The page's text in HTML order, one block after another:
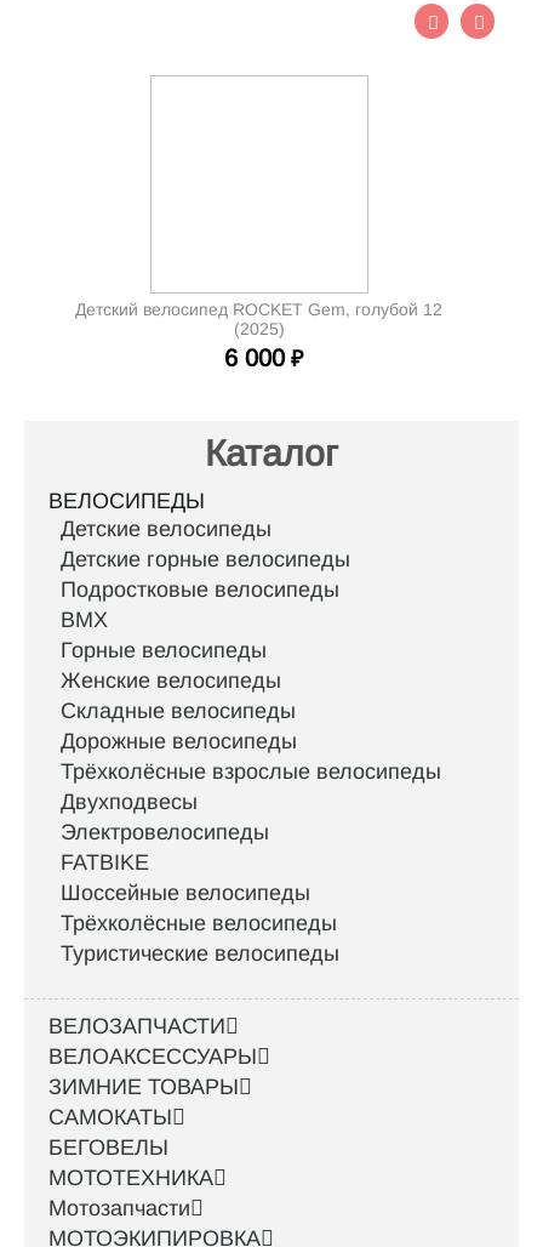
Детский велосипед ROCKET Gem, голубой 12
(2025)
6 000 ₽
Каталог
ВЕЛОСИПЕДЫ
Детские велосипеды
Детские горные велосипеды
Подростковые велосипеды
BMX
Горные велосипеды
Женские велосипеды
Складные велосипеды
Дорожные велосипеды
Трёхколёсные взрослые велосипеды
Двухподвесы
Электровелосипеды
FATBIKE
Шоссейные велосипеды
Трёхколёсные велосипеды
Туристические велосипеды
ВЕЛОЗАПЧАСТИ
ВЕЛОАКСЕССУАРЫ
ЗИМНИЕ ТОВАРЫ
САМОКАТЫ
БЕГОВЕЛЫ
МОТОТЕХНИКА
Мотозапчасти
МОТОЭКИПИРОВКА